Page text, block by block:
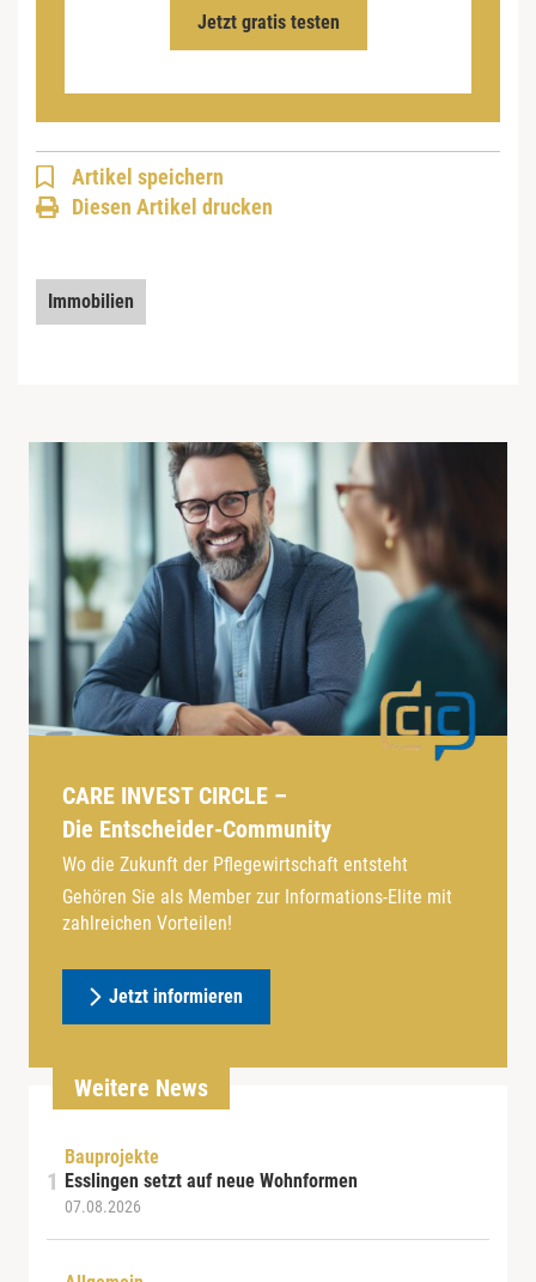
Jetzt gratis testen
Artikel speichern
Diesen Artikel drucken
Immobilien
CARE INVEST CIRCLE –
Die Entscheider-Community
Wo die Zukunft der Pflegewirtschaft entsteht
Gehören Sie als Member zur Informations-Elite mit
zahlreichen Vorteilen!
Jetzt informieren
Weitere News
Bauprojekte
Esslingen setzt auf neue Wohnformen
07.08.2026